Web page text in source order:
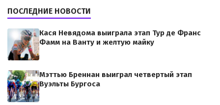
ПОСЛЕДНИЕ НОВОСТИ
Кася Невядома выиграла этап Тур де Франс
Фамм на Ванту и желтую майку
Мэттью Бреннан выиграл четвертый этап
Вуэльты Бургоса